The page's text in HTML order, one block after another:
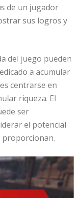
de un jugador
sus logros y
del juego pueden
a acumular
centrarse en
riqueza. El
ser
el potencial
proporcionan.